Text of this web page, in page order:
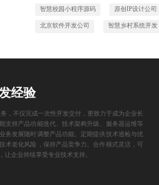
智慧校园小程序源码 原创IP设计公司
北京软件开发公司 智慧乡村系统开发
经验
，不仅完成一次性开发交付，更致力于成为企业长
支持产品功能迭代、技术架构升级、服务器运维等
务发展随时调整产品功能。定期提供技术巡检与优
术老化风险，保持产品竞争力。合作模式灵活，可
让企业持续享受专业技术支持。